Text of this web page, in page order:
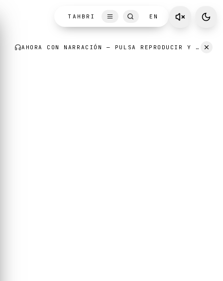
AHORA CON NARRACIÓN — PULSA REPRODUCIR Y ESCUCHA MIENTRAS LEES.
TAHBRI EN